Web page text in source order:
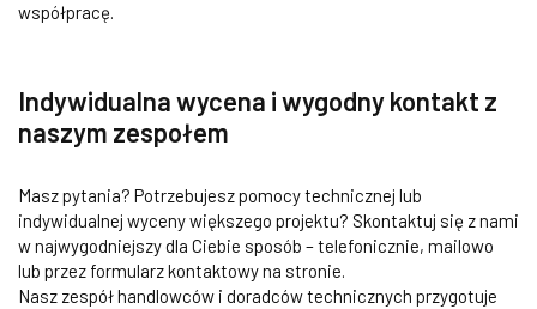
współpracę.
Indywidualna wycena i wygodny kontakt z
naszym zespołem
Masz pytania? Potrzebujesz pomocy technicznej lub
indywidualnej wyceny większego projektu? Skontaktuj się z nami
w najwygodniejszy dla Ciebie sposób – telefonicznie, mailowo
lub przez formularz kontaktowy na stronie.
Nasz zespół handlowców i doradców technicznych przygotuje